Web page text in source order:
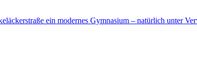
ein modernes Gymnasium – natürlich unter